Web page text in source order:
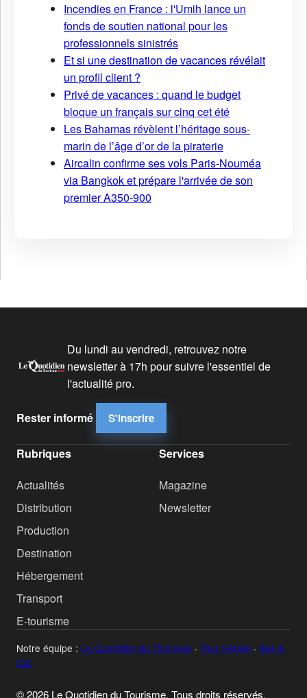
Incendies en France : l'Umih lance un
fonds de soutien national pour les
professionnels sinistrés
Et si une destination de vacances révélait
un profil client ?
Privé de vacances : quand le budget
bloque un français sur cinq cet été
Les Bahamas révèlent l’héritage sous-
marin de l’âge d’or de la piraterie
Aircalin confirme ses vols Paris-Nouméa
via Bangkok et prépare l'arrivée de son
premier A350-900
Du lundi au vendredi, retrouvez notre
newsletter à 17h pour suivre l'essentiel de
l'actualité pro.
Rester informé S'inscrire
Rubriques
Actualités
Distribution
Production
Destination
Hébergement
Transport
E-tourisme
Services
Magazine
Newsletter
Notre équipe : Le Quotidien du Tourisme · Tour Hebdo · Bus &
Car
© 2026 Le Quotidien du Tourisme. Tous droits réservés.